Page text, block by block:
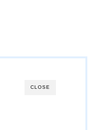
CLOSE